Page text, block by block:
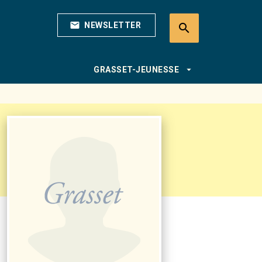
mail NEWSLETTER search
GRASSET-JEUNESSE arrow_drop_down